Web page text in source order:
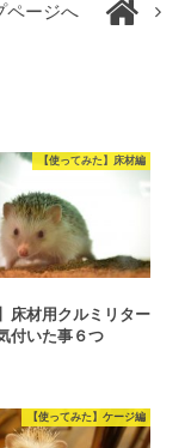
ページへ
【使ってみた】床材編
床材用クルミリター
付いた事６つ
【使ってみた】ケージ編